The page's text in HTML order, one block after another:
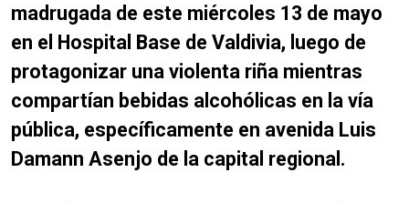
madrugada de este miércoles 13 de mayo
en el Hospital Base de Valdivia, luego de
protagonizar una violenta riña mientras
compartían bebidas alcohólicas en la vía
pública, específicamente en avenida Luis
Damann Asenjo de la capital regional.